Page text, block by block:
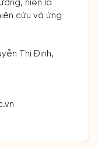
hiện là
cứu và ứng
Thị Định,